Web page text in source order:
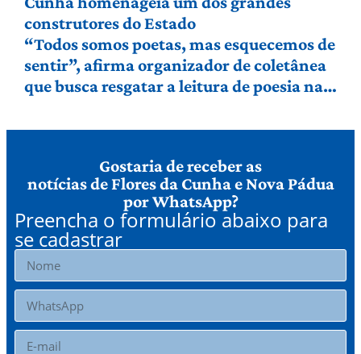
construtores do Estado
“Todos somos poetas, mas esquecemos de
sentir”, afirma organizador de coletânea
que busca resgatar a leitura de poesia na
Gostaria de receber as
notícias de Flores da Cunha e Nova Pádua
por WhatsApp?
Preencha o formulário abaixo para
se cadastrar